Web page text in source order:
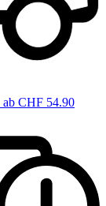
ab CHF 54.90